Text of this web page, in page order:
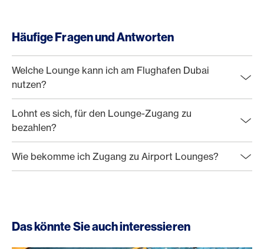
Häufige Fragen und Antworten
Welche Lounge kann ich am Flughafen Dubai
nutzen?
Lohnt es sich, für den Lounge-Zugang zu
bezahlen?
Wie bekomme ich Zugang zu Airport Lounges?
Das könnte Sie auch interessieren